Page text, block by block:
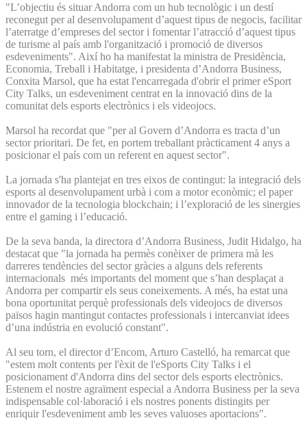
"L’objectiu és situar Andorra com un hub tecnològic i un destí
reconegut per al desenvolupament d’aquest tipus de negocis, facilitar
l’aterratge d’empreses del sector i fomentar l’atracció d’aquest tipus
de turisme al país amb l'organització i promoció de diversos
esdeveniments". Així ho ha manifestat la ministra de Presidència,
Economia, Treball i Habitatge, i presidenta d’Andorra Business,
Conxita Marsol, que ha estat l'encarregada d'obrir el primer eSport
City Talks, un esdeveniment centrat en la innovació dins de la
comunitat dels esports electrònics i els videojocs.
Marsol ha recordat que "per al Govern d’Andorra es tracta d’un
sector prioritari. De fet, en portem treballant pràcticament 4 anys a
posicionar el país com un referent en aquest sector".
La jornada s'ha plantejat en tres eixos de contingut: la integració dels
esports al desenvolupament urbà i com a motor econòmic; el paper
innovador de la tecnologia blockchain; i l’exploració de les sinergies
entre el gaming i l’educació.
De la seva banda, la directora d’Andorra Business, Judit Hidalgo, ha
destacat que "la jornada ha permès conèixer de primera mà les
darreres tendències del sector gràcies a alguns dels referents
internacionals més importants del moment que s’han desplaçat a
Andorra per compartir els seus coneixements. A més, ha estat una
bona oportunitat perquè professionals dels videojocs de diversos
països hagin mantingut contactes professionals i intercanviat idees
d’una indústria en evolució constant".
Al seu torn, el director d’Encom, Arturo Castelló, ha remarcat que
"estem molt contents per l'èxit de l'eSports City Talks i el
posicionament d'Andorra dins del sector dels esports electrònics.
Estenem el nostre agraïment especial a Andorra Business per la seva
indispensable col·laboració i els nostres ponents distingits per
enriquir l'esdeveniment amb les seves valuoses aportacions".